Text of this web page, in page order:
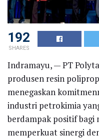
192
SHARES
Indramayu, — PT
produsen resin
menegaskan
industri petrokimia
berdampak positif bagi
memperkuat sinergi